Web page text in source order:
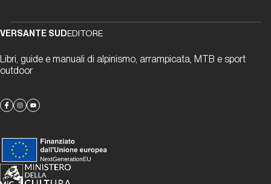
stampata
alla
ricerca
di un
all'etere
VERSANTE SUDEDITORE
Libri, guide e manuali di alpinismo, arrampicata, MTB e sport
outdoor